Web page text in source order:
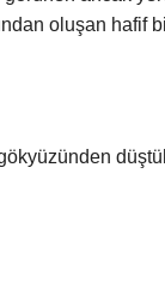
oluşan hafif bir